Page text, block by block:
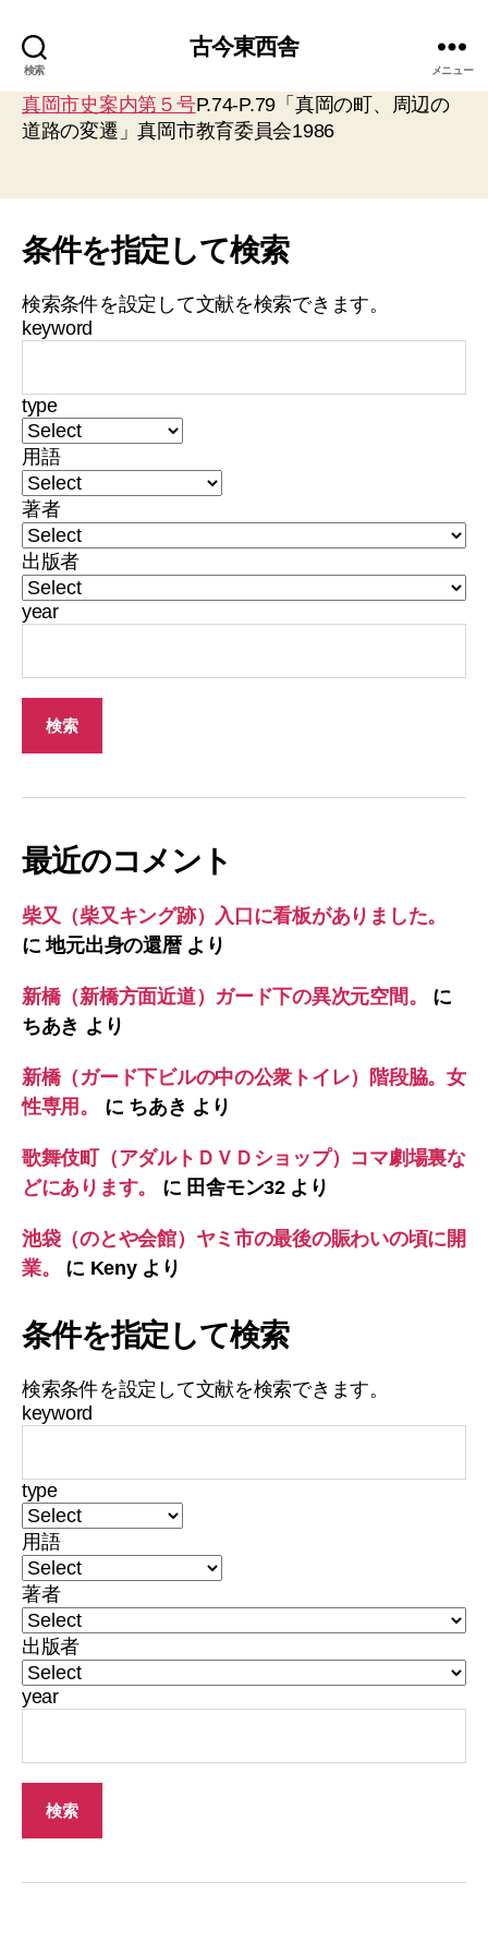
検索
古今東西舎
メニュー
真岡市史案内第５号P.74-P.79「真岡の町、周辺の
道路の変遷」真岡市教育委員会1986
条件を指定して検索
検索条件を設定して文献を検索できます。
keyword
type
用語
著者
出版者
year
最近のコメント
柴又（柴又キング跡）入口に看板がありました。
に地元出身の還暦より
新橋（新橋方面近道）ガード下の異次元空間。
に
ちあき より
新橋（ガード下ビルの中の公衆トイレ）階段脇。女
性専用。
に ちあき より
歌舞伎町（アダルトＤＶＤショップ）コマ劇場裏な
どにあります。
に 田舎モン32より
池袋（のとや会館）ヤミ市の最後の賑わいの頃に開
業。
に Kenyより
条件を指定して検索
検索条件を設定して文献を検索できます。
keyword
type
用語
著者
出版者
year